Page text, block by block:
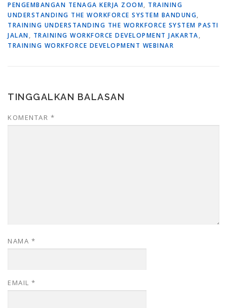
PENGEMBANGAN TENAGA KERJA ZOOM, TRAINING
UNDERSTANDING THE WORKFORCE SYSTEM BANDUNG,
TRAINING UNDERSTANDING THE WORKFORCE SYSTEM PASTI
JALAN, TRAINING WORKFORCE DEVELOPMENT JAKARTA,
TRAINING WORKFORCE DEVELOPMENT WEBINAR
TINGGALKAN BALASAN
KOMENTAR *
NAMA *
EMAIL *